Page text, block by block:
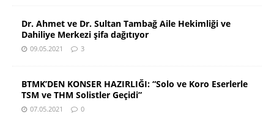
Dr. Ahmet ve Dr. Sultan Tambağ Aile Hekimliği ve
Dahiliye Merkezi şifa dağıtıyor
09.05.2021 3
BTMK’DEN KONSER HAZIRLIĞI: “Solo ve Koro Eserlerle
TSM ve THM Solistler Geçidi”
07.05.2021 0